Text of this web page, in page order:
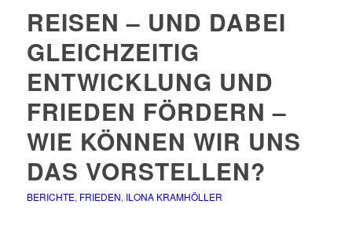
REISEN – UND DABEI
GLEICHZEITIG
ENTWICKLUNG UND
FRIEDEN FÖRDERN –
WIE KÖNNEN WIR UNS
DAS VORSTELLEN?
BERICHTE, FRIEDEN, ILONA KRAMHÖLLER